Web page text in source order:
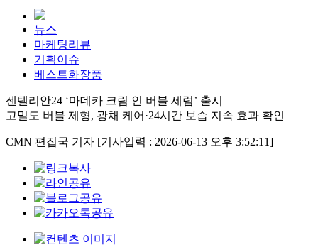
뉴스
마케팅리뷰
기획이슈
베스트화장품
센텔리안24 ‘마데카 크림 인 버블 세럼’ 출시
고밀도 버블 제형, 광채 케어·24시간 보습 지속 효과 확인
CMN 편집국 기자 [기사입력 : 2026-06-13 오후 3:52:11]